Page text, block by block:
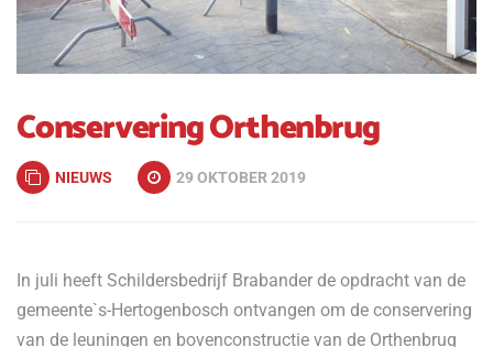
Conservering Orthenbrug
NIEUWS 29 OKTOBER 2019
In juli heeft Schildersbedrijf Brabander de opdracht van de
gemeente`s-Hertogenbosch ontvangen om de conservering
van de leuningen en bovenconstructie van de Orthenbrug